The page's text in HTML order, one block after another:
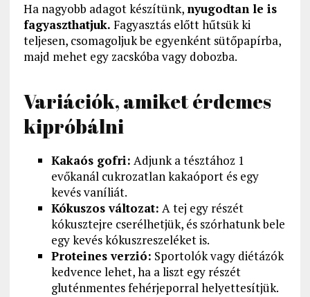
Ha nagyobb adagot készítünk, nyugodtan le is
fagyaszthatjuk. Fagyasztás előtt hűtsük ki
teljesen, csomagoljuk be egyenként sütőpapírba,
majd mehet egy zacskóba vagy dobozba.
Variációk, amiket érdemes
kipróbálni
Kakaós gofri: Adjunk a tésztához 1
evőkanál cukrozatlan kakaóport és egy
kevés vaníliát.
Kókuszos változat: A tej egy részét
kókusztejre cserélhetjük, és szórhatunk bele
egy kevés kókuszreszeléket is.
Proteines verzió: Sportolók vagy diétázók
kedvence lehet, ha a liszt egy részét
gluténmentes fehérjeporral helyettesítjük.